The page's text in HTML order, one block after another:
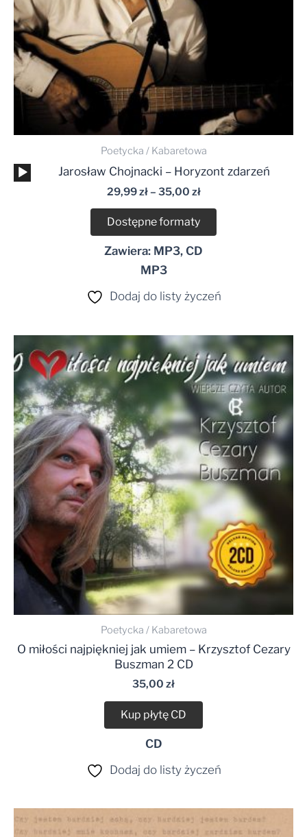
Poetycka / Kabaretowa
Odtwarzacz
plików
dźwiękowych
Jarosław Chojnacki – Horyzont zdarzeń
29,99zł– 35,00 zł
Dostępne formaty
Zawiera: MP3, CD
MP3
Dodaj do listy życzeń
Poetycka / Kabaretowa
O miłości najpiękniej jak umiem – Krzysztof Cezary
Buszman 2 CD
35,00 zł
Kup płytę CD
CD
Dodaj do listy życzeń
cen: